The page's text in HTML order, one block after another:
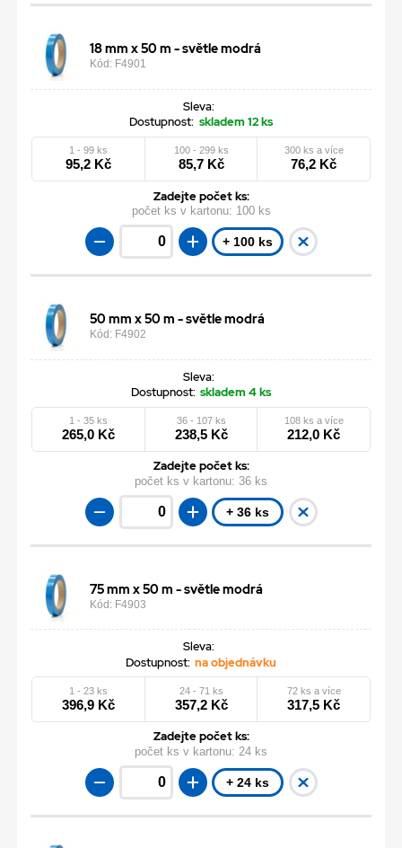
18 mm x 50 m - světle modrá
Kód: F4901
Sleva:
Dostupnost: skladem 12 ks
1 - 99 ks
95,2 Kč
100 - 299 ks
85,7 Kč
300 ks a více
76,2 Kč
Zadejte počet ks:
počet ks v kartonu: 100 ks
+ 100 ks
50 mm x 50 m - světle modrá
Kód: F4902
Sleva:
Dostupnost: skladem 4 ks
1 - 35 ks
265,0 Kč
36 - 107 ks
238,5 Kč
108 ks a více
212,0 Kč
Zadejte počet ks:
počet ks v kartonu: 36 ks
+ 36 ks
75 mm x 50 m - světle modrá
Kód: F4903
Sleva:
Dostupnost: na objednávku
1 - 23 ks
396,9 Kč
24 - 71 ks
357,2 Kč
72 ks a více
317,5 Kč
Zadejte počet ks:
počet ks v kartonu: 24 ks
+ 24 ks